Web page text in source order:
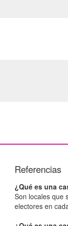
Referencias
¿Qué es una
Son locales que
electores en